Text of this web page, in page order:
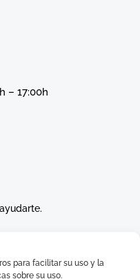
para facilitar su uso y la
sobre su uso.
– 17:00h